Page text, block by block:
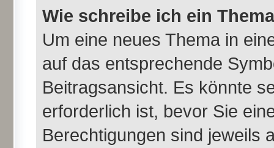
Wie schreibe ich ein
Um eine neues Thema in
auf das entsprechende
Beitragsansicht. Es könnte
erforderlich ist, bevor Sie
Berechtigungen sind jeweils